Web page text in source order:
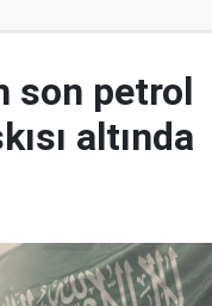
son petrol
altında